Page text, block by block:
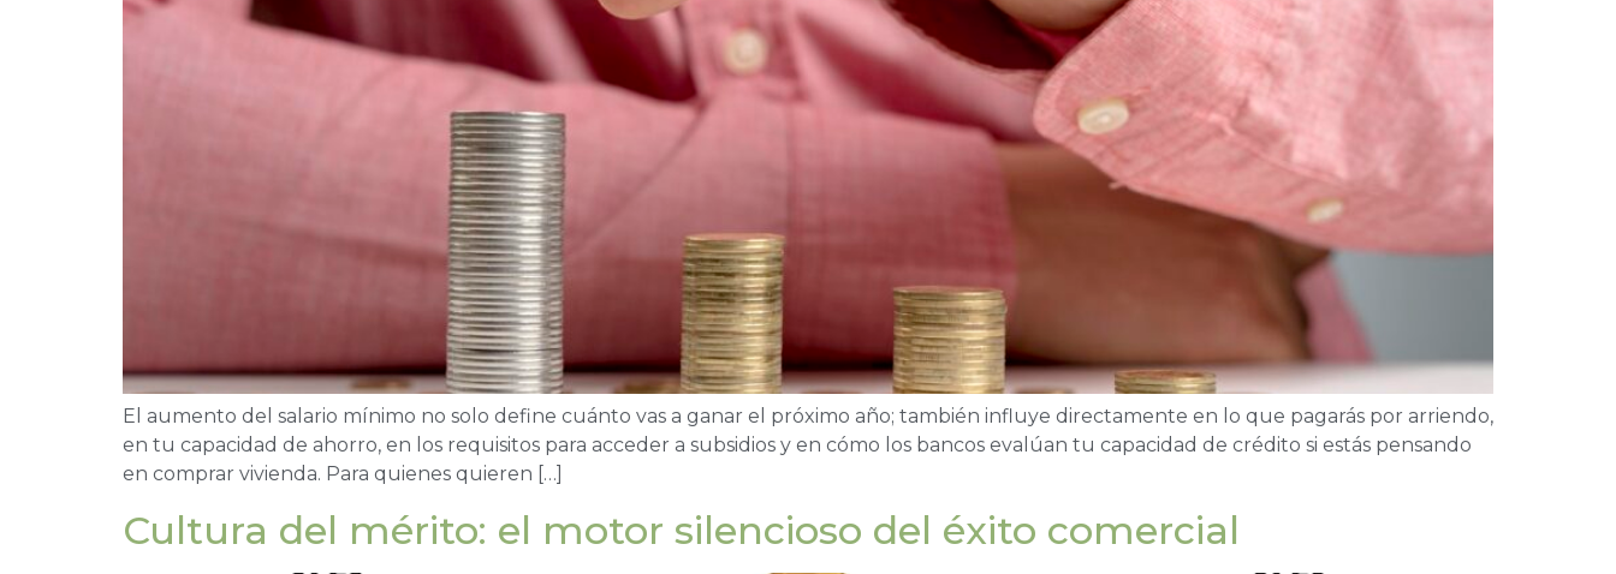
El aumento del salario mínimo no solo define cuánto vas a ganar el próximo año; también influye directamente en lo que pagarás por arriendo,
en tu capacidad de ahorro, en los requisitos para acceder a subsidios y en cómo los bancos evalúan tu capacidad de crédito si estás pensando
en comprar vivienda. Para quienes quieren […]
Cultura del mérito: el motor silencioso del éxito comercial